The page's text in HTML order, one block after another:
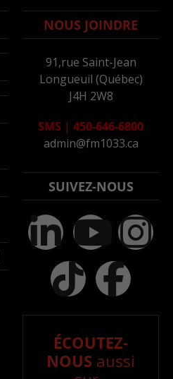
NOUS JOINDRE
91,rue Saint-Jean
Longueuil (Québec)
J4H 2W8
SMS | 450-646-6800
admin@fm1033.ca
SUIVEZ-NOUS
ÉCOUTEZ-
NOUS aussi